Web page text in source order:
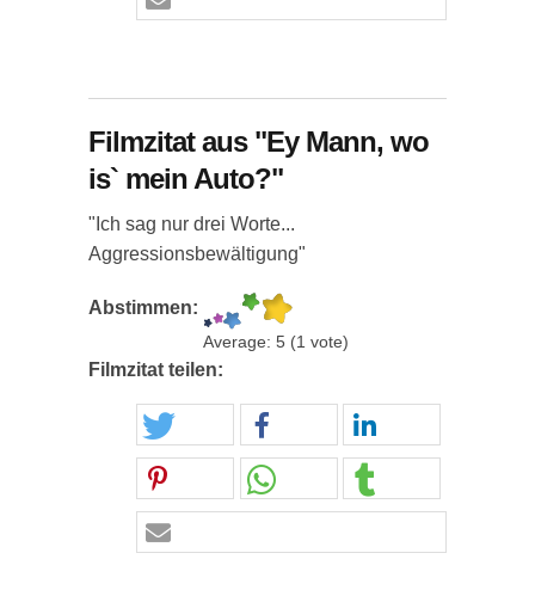
Filmzitat aus "Ey Mann, wo
is` mein Auto?"
"Ich sag nur drei Worte...
Aggressionsbewältigung"
Abstimmen:
Average: 5 (1 vote)
Filmzitat teilen: